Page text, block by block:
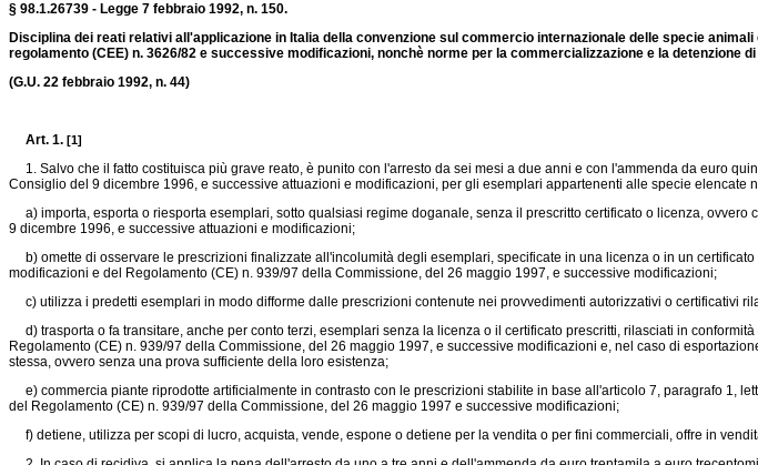
§ 98.1.26739 - Legge 7 febbraio 1992, n. 150.
Disciplina dei reati relativi all'applicazione in Italia della convenzione sul commercio internazionale delle specie
regolamento (CEE) n. 3626/82 e successive modificazioni, nonchè norme per la commercializzazione e la
(G.U. 22 febbraio 1992, n. 44)
Art. 1. [1]
1. Salvo che il fatto costituisca più grave reato, è punito con l'arresto da sei mesi a due anni e con l'ammenda da euro
Consiglio del 9 dicembre 1996, e successive attuazioni e modificazioni, per gli esemplari appartenenti alle specie elencate
a) importa, esporta o riesporta esemplari, sotto qualsiasi regime doganale, senza il prescritto certificato o licenza, ovvero
9 dicembre 1996, e successive attuazioni e modificazioni;
b) omette di osservare le prescrizioni finalizzate all'incolumità degli esemplari, specificate in una licenza o in un certificato
modificazioni e del
Regolamento (CE) n. 939/97 della Commissione, del 26 maggio 1997, e successive modificazioni;
c) utilizza i predetti esemplari in modo difforme dalle prescrizioni contenute nei provvedimenti autorizzativi o certificativi
d) trasporta o fa transitare, anche per conto terzi, esemplari senza la licenza o il certificato prescritti, rilasciati in conformità
Regolamento (CE) n. 939/97 della Commissione, del 26 maggio 1997, e successive modificazioni e, nel caso di
stessa, ovvero senza una prova sufficiente della loro esistenza;
e) commercia piante riprodotte artificialmente in contrasto con le prescrizioni stabilite in base all'articolo 7, paragrafo 1,
del
Regolamento (CE) n. 939/97 della Commissione, del 26 maggio 1997 e successive modificazioni;
f) detiene, utilizza per scopi di lucro, acquista, vende, espone o detiene per la vendita o per fini commerciali, offre in